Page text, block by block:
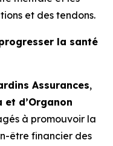
et des tendons.
la santé
Assurances,
et d’Organon
à promouvoir la
être financier des